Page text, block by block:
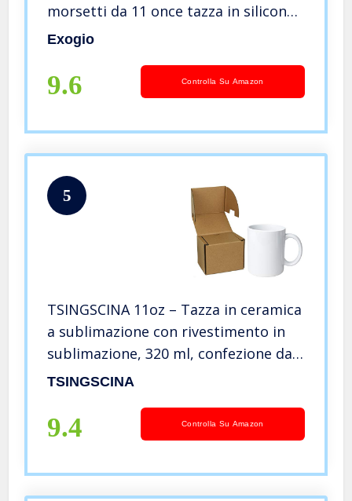
morsetti da 11 once tazza in silicone
a forma di bicchiere per stampa 3D
Exogio
9.6 Controlla Su Amazon
5
TSINGSCINA 11oz – Tazza in ceramica
a sublimazione con rivestimento in
sublimazione, 320 ml, confezione da
12 pezzi, colore: Bianco
TSINGSCINA
9.4 Controlla Su Amazon